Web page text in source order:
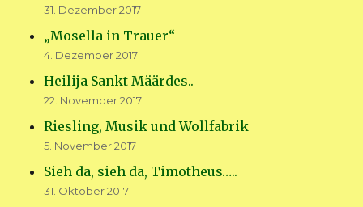
31. Dezember 2017
„Mosella in Trauer“
4. Dezember 2017
Heilija Sankt Määrdes..
22. November 2017
Riesling, Musik und Wollfabrik
5. November 2017
Sieh da, sieh da, Timotheus…..
31. Oktober 2017